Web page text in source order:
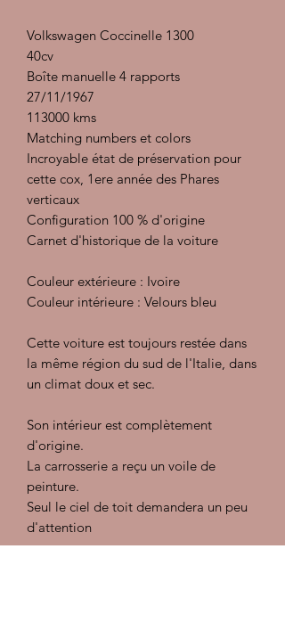
Volkswagen Coccinelle 1300
40cv
Boîte manuelle 4 rapports
27/11/1967
113000 kms
Matching numbers et colors
Incroyable état de préservation pour
cette cox, 1ere année des Phares
verticaux
Configuration 100 % d'origine
Carnet d'historique de la voiture
Couleur extérieure : Ivoire
Couleur intérieure : Velours bleu
Cette voiture est toujours restée dans
la même région du sud de l'Italie, dans
un climat doux et sec.
Son intérieur est complètement
d'origine.
La carrosserie a reçu un voile de
peinture.
Seul le ciel de toit demandera un peu
d'attention